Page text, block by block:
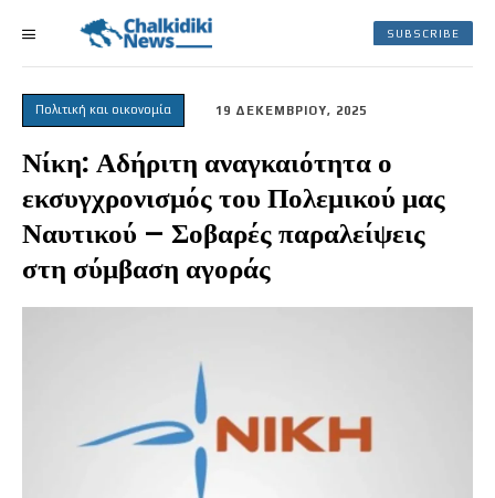
SUBSCRIBE
Πολιτική και οικονομία 19 ΔΕΚΕΜΒΡΙΟΥ, 2025
Νίκη: Αδήριτη αναγκαιότητα ο
εκσυγχρονισμός του Πολεμικού μας
Ναυτικού – Σοβαρές παραλείψεις
στη σύμβαση αγοράς